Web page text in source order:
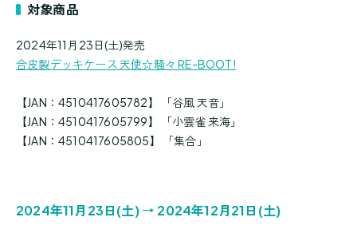
対象商品
2024年11月23日(土)発売
合皮製デッキケース 天使☆騒々 RE-BOOT!
【JAN：4510417605782】 「谷風 天音」
【JAN：4510417605799】 「小雲雀 来海」
【JAN：4510417605805】 「集合」
2024年11月23日(土) → 2024年12月21日(土)